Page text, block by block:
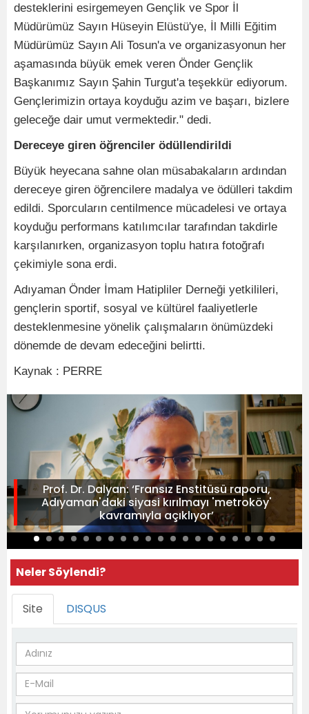
desteklerini esirgemeyen Gençlik ve Spor İl
Müdürümüz Sayın Hüseyin Elüstü'ye, İl Milli Eğitim
Müdürümüz Sayın Ali Tosun'a ve organizasyonun her
aşamasında büyük emek veren Önder Gençlik
Başkanımız Sayın Şahin Turgut'a teşekkür ediyorum.
Gençlerimizin ortaya koyduğu azim ve başarı, bizlere
geleceğe dair umut vermektedir." dedi.
Dereceye giren öğrenciler ödüllendirildi
Büyük heyecana sahne olan müsabakaların ardından
dereceye giren öğrencilere madalya ve ödülleri takdim
edildi. Sporcuların centilmence mücadelesi ve ortaya
koyduğu performans katılımcılar tarafından takdirle
karşılanırken, organizasyon toplu hatıra fotoğrafı
çekimiyle sona erdi.
Adıyaman Önder İmam Hatipliler Derneği yetkilileri,
gençlerin sportif, sosyal ve kültürel faaliyetlerle
desteklenmesine yönelik çalışmaların önümüzdeki
dönemde de devam edeceğini belirtti.
Kaynak : PERRE
Prof. Dr. Dalyan: ‘Fransız Enstitüsü raporu,
Adıyaman'daki siyasi kırılmayı 'metroköy'
kavramıyla açıklıyor’
Neler Söylendi?
Site DISQUS